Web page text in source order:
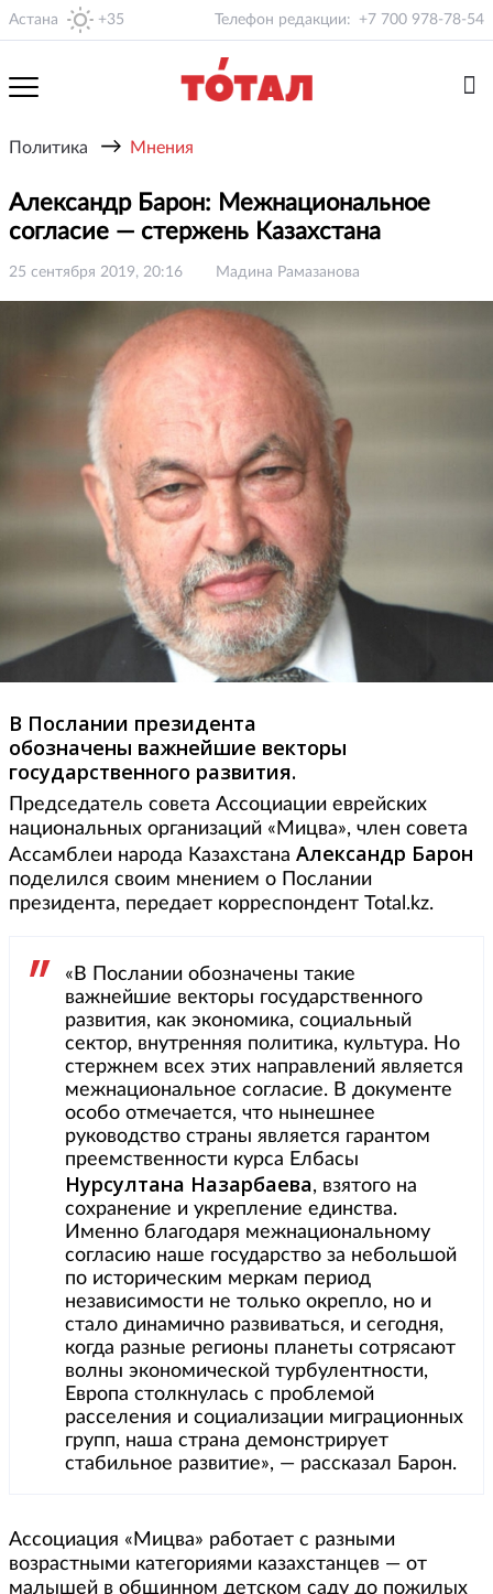
Астана +35 Телефон редакции: +7 700 978-78-54
Политика → Мнения
Александр Барон: Межнациональное
согласие — стержень Казахстана
25 сентября 2019, 20:16 Мадина Рамазанова
В Послании президента
обозначены важнейшие векторы
государственного развития.
Председатель совета Ассоциации еврейских
национальных организаций «Мицва», член совета
Ассамблеи народа Казахстана Александр Барон
поделился своим мнением о Послании
президента, передает корреспондент Total.kz.
«В Послании обозначены такие
важнейшие векторы государственного
развития, как экономика, социальный
сектор, внутренняя политика, культура. Но
стержнем всех этих направлений является
межнациональное согласие. В документе
особо отмечается, что нынешнее
руководство страны является гарантом
преемственности курса Елбасы
Нурсултана Назарбаева, взятого на
сохранение и укрепление единства.
Именно благодаря межнациональному
согласию наше государство за небольшой
по историческим меркам период
независимости не только окрепло, но и
стало динамично развиваться, и сегодня,
когда разные регионы планеты сотрясают
волны экономической турбулентности,
Европа столкнулась с проблемой
расселения и социализации миграционных
групп, наша страна демонстрирует
стабильное развитие», — рассказал Барон.
Ассоциация «Мицва» работает с разными
возрастными категориями казахстанцев — от
малышей в общинном детском саду до пожилых